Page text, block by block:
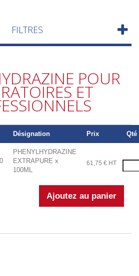
FILTRES
POUR
ET
Désignation Prix Qté
PHENYLHYDRAZINE
EXTRAPURE x
100ML
61,75 € HT